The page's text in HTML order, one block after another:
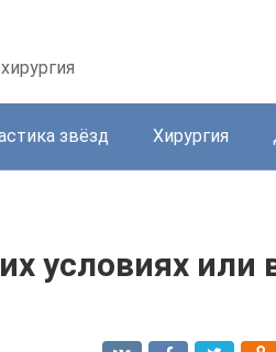
звёзд Хирургия
условиях или